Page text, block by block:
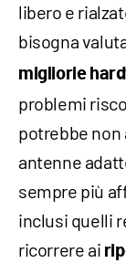
libero e
bisogna
migliorie
problemi
potrebbe non
antenne
sempre più
inclusi quelli
ricorrere ai